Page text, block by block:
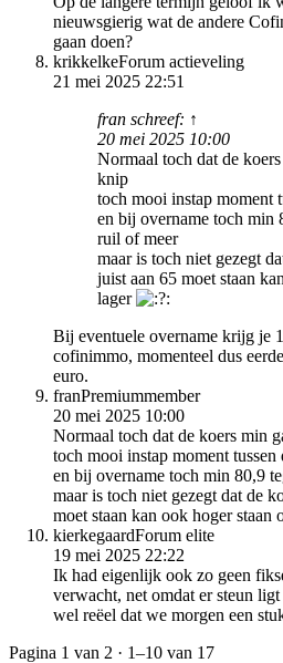
nieuwsgierig wat de andere
gaan doen?
krikkelkeForum actieveling
21 mei 2025 22:51
fran schreef: ↑
20 mei 2025 10:00
Normaal toch dat de
knip
toch mooi instap moment
en bij overname toch min
ruil of meer
maar is toch niet gezegt
juist aan 65 moet staan
lager
Bij eventuele overname krijg je
cofinimmo, momenteel dus
euro.
franPremiummember
20 mei 2025 10:00
Normaal toch dat de koers min
toch mooi instap moment tussen
en bij overname toch min 80,9
maar is toch niet gezegt dat de
moet staan kan ook hoger staan
kierkegaardForum elite
19 mei 2025 22:22
Ik had eigenlijk ook zo geen
verwacht, net omdat er steun
wel reëel dat we morgen een
Pagina 1 van 2 · 1–10 van 17